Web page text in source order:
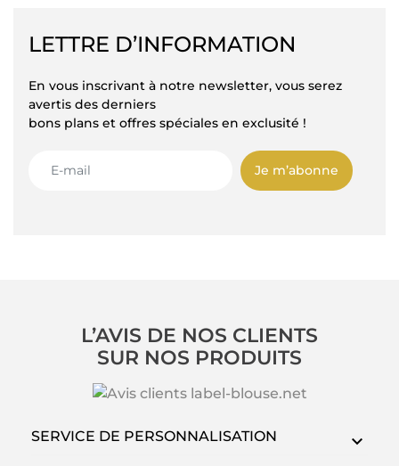
LETTRE D’INFORMATION
En vous inscrivant à notre newsletter, vous serez
avertis des derniers
bons plans et offres spéciales en exclusité !
Je m’abonne
L’AVIS DE NOS CLIENTS
SUR NOS PRODUITS
SERVICE DE PERSONNALISATION